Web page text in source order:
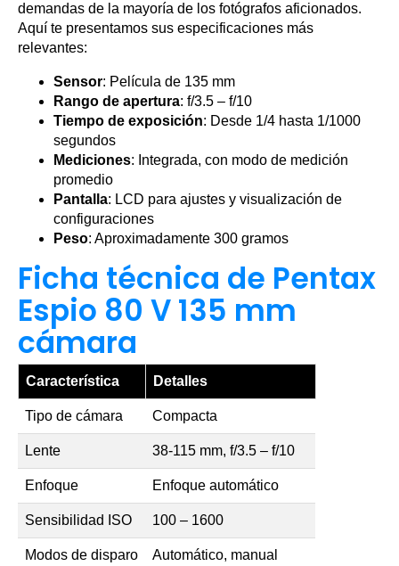
demandas de la mayoría de los fotógrafos aficionados.
Aquí te presentamos sus especificaciones más
relevantes:
Sensor: Película de 135 mm
Rango de apertura: f/3.5 – f/10
Tiempo de exposición: Desde 1/4 hasta 1/1000
segundos
Mediciones: Integrada, con modo de medición
promedio
Pantalla: LCD para ajustes y visualización de
configuraciones
Peso: Aproximadamente 300 gramos
Ficha técnica de Pentax
Espio 80 V 135 mm
cámara
Característica Detalles
Tipo de cámara Compacta
Lente 38-115 mm, f/3.5 – f/10
Enfoque Enfoque automático
Sensibilidad ISO 100 – 1600
Modos de disparo Automático, manual